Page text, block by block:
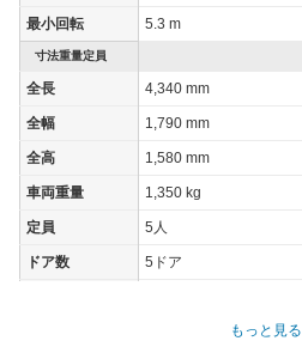
最小回転 5.3 m
寸法重量定員
全長 4,340 mm
全幅 1,790 mm
全高 1,580 mm
車両重量 1,350 kg
定員 5人
ドア数 5ドア
もっと見る